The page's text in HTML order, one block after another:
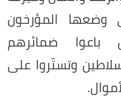
وضعها المؤرخون
باعوا ضمائرهم
وتستّروا على